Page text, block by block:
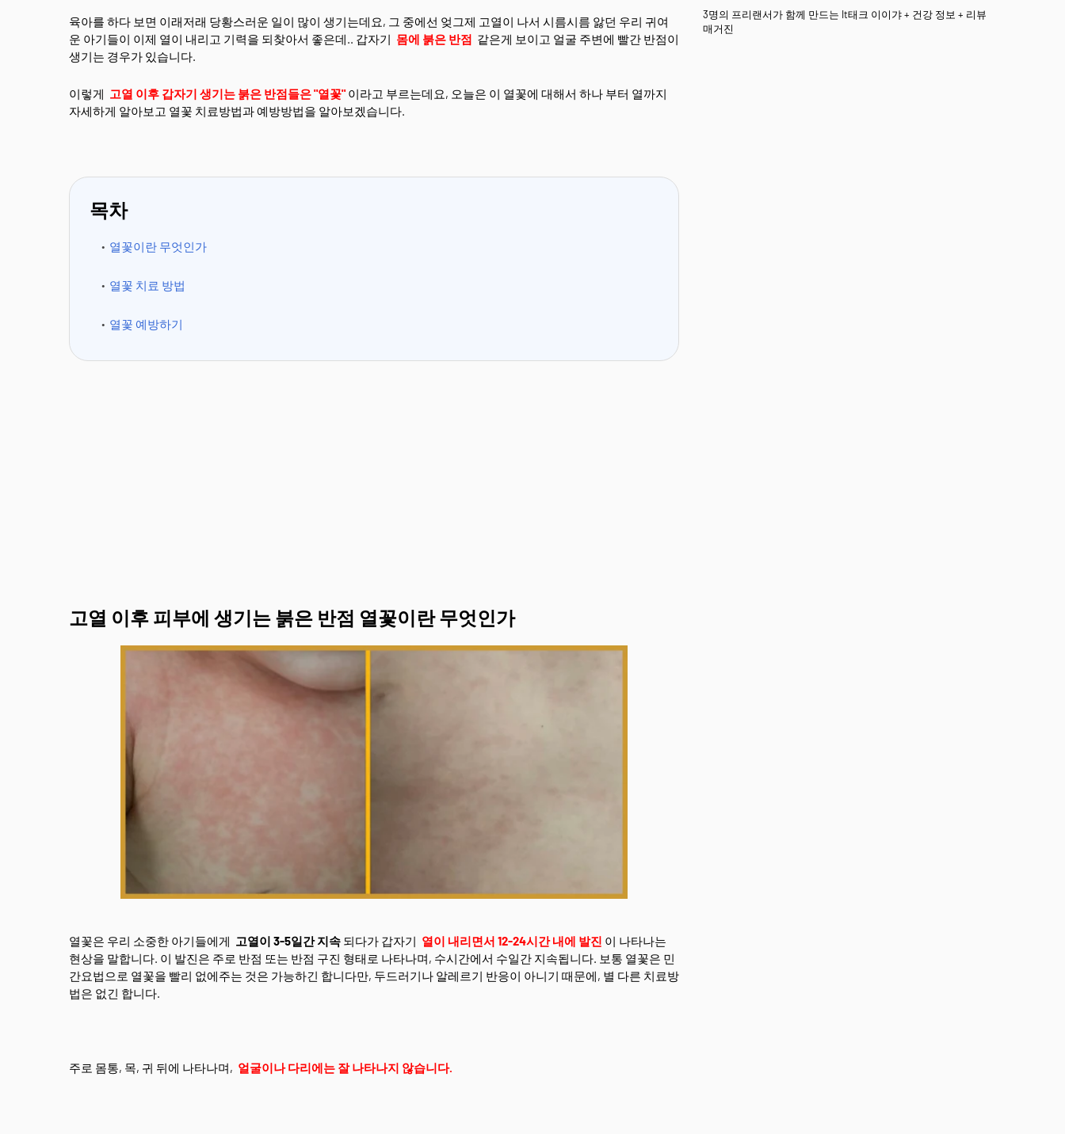
육아를 하다 보면 이래저래 당황스러운 일이 많이 생기는데요, 그 중에선 엊그제 고열이 나서 시름시름 앓던 우리 귀여
운 아기들이 이제 열이 내리고 기력을 되찾아서 좋은데.. 갑자기 몸에 붉은 반점 같은게 보이고 얼굴 주변에 빨간 반점이
생기는 경우가 있습니다.
이렇게 고열 이후 갑자기 생기는 붉은 반점들은 "열꽃" 이라고 부르는데요, 오늘은 이 열꽃에 대해서 하나 부터 열까지
자세하게 알아보고 열꽃 치료방법과 예방방법을 알아보겠습니다.
목차
열꽃이란 무엇인가
열꽃 치료 방법
열꽃 예방하기
고열 이후 피부에 생기는 붉은 반점 열꽃이란 무엇인가
열꽃은 우리 소중한 아기들에게 고열이 3-5일간 지속 되다가 갑자기 열이 내리면서 12-24시간 내에 발진 이 나타나는
현상을 말합니다. 이 발진은 주로 반점 또는 반점 구진 형태로 나타나며, 수시간에서 수일간 지속됩니다. 보통 열꽃은 민
간요법으로 열꽃을 빨리 없에주는 것은 가능하긴 합니다만, 두드러기나 알레르기 반응이 아니기 때문에, 별 다른 치료방
법은 없긴 합니다.
주로 몸통, 목, 귀 뒤에 나타나며, 얼굴이나 다리에는 잘 나타나지 않습니다.
3명의 프리랜서가 함께 만드는 It태크 이이갸 + 건강 정보 + 리뷰
매거진